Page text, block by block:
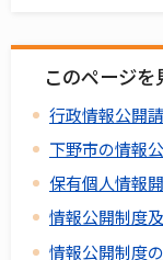
このページ
行政情報公開
下野市の情報
保有個人情報
情報公開制度
情報公開制度